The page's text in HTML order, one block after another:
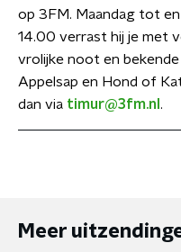
op 3FM. Maandag tot
14.00 verrast hij je met
vrolijke noot en
Appelsap en Hond of
dan via timur@3fm.nl .
Meer